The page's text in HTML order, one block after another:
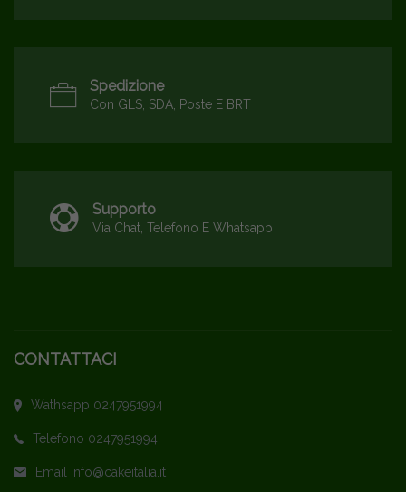
Spedizione
Con GLS, SDA, Poste E BRT
Supporto
Via Chat, Telefono E Whatsapp
CONTATTACI
Wathsapp 0247951994
Telefono 0247951994
Email info@cakeitalia.it